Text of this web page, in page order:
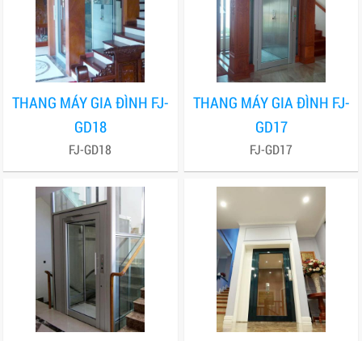
THANG MÁY GIA ĐÌNH FJ-
GD18
FJ-GD18
THANG MÁY GIA ĐÌNH FJ-
GD17
FJ-GD17